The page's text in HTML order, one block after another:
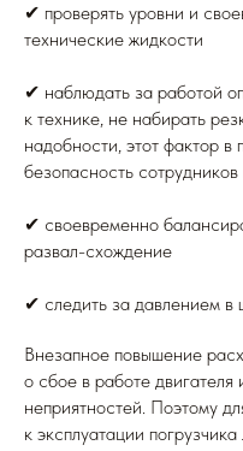
✔ проверять уровни и
технические жидкости
✔ наблюдать за работой
к технике, не набирать
надобности, этот фактор
безопасность сотрудников
✔ своевременно
развал-схождение
✔ следить за давлением в
Внезапное повышение
о сбое в работе
неприятностей. Поэтому
к эксплуатации